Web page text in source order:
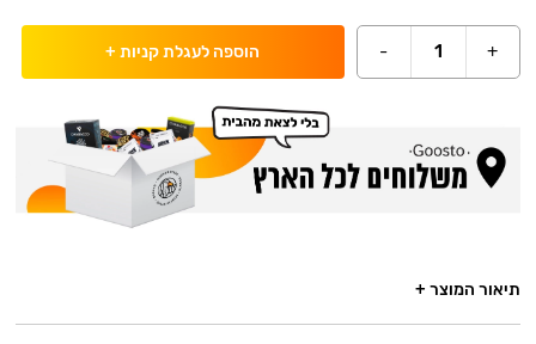
+
1
- הוספה לעגלת קניות +
תיאור המוצר +